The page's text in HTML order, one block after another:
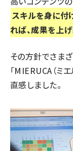
スキルを身に付
れば、成果を上
その方針でさま
「MIERUCA（ミ
直感しました。